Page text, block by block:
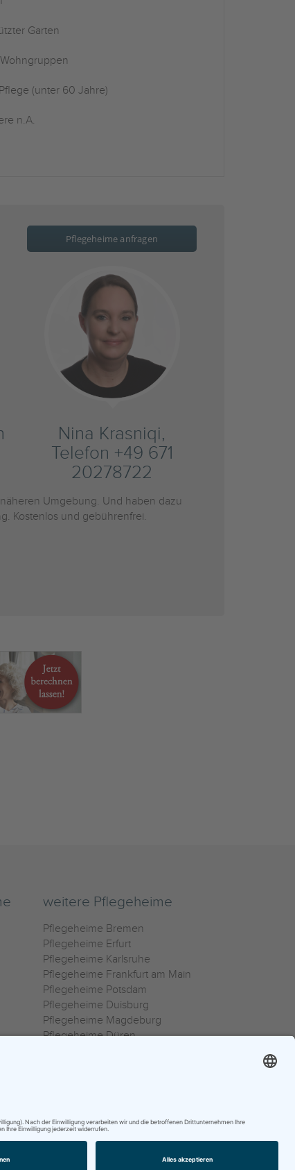
Garten
(unter 60 Jahre)
n.A.
Pflegeheime anfragen
Nina Krasniqi,
Telefon +49 671
20278722
Umgebung. Und haben dazu
Kostenlos und gebührenfrei.
weitere Pflegeheime
Pflegeheime Bremen
Pflegeheime Erfurt
Pflegeheime Karlsruhe
Pflegeheime Frankfurt am Main
Pflegeheime Potsdam
Pflegeheime Duisburg
Pflegeheime Magdeburg
Pflegeheime Düren
0800 800 666 0